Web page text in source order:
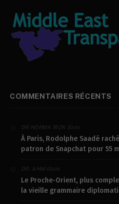
COMMENTAIRES RÉCENTS
DR NORMA RIZK dans
À Paris, Rodolphe Saadé
patron de Snapchat pour 55
DR. AHM dans
Le Proche-Orient, plus
la vieille grammaire